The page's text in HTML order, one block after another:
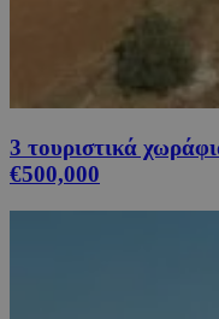
3 τουριστικά
€500,000